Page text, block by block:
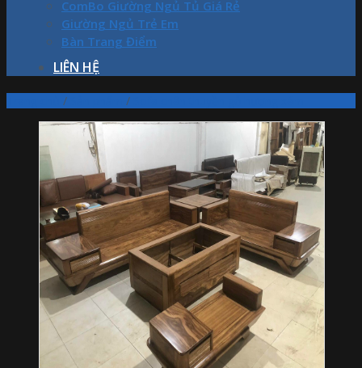
ComBo Giường Ngủ Tủ Giá Rẻ
Giường Ngủ Trẻ Em
Bàn Trang Điểm
LIÊN HỆ
/ /